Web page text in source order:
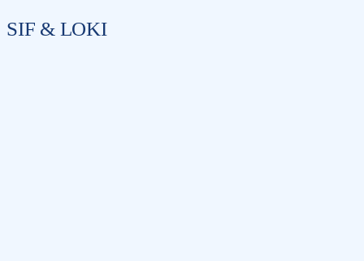
SIF & LOKI